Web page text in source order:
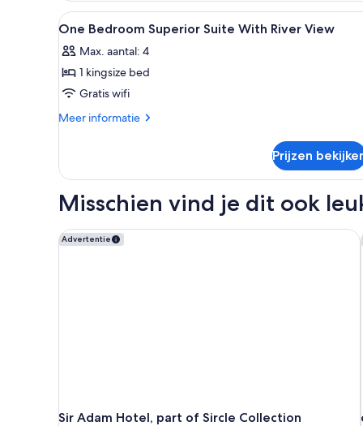
High
Floor
Alle
foto's
voor
One
Bedroom
Superior
River
laden
Een kluis op de kamer,
9
One Bedroom Superior Suite With River View
Max. aantal: 4
1 kingsize bed
Gratis wifi
Meer informatie
Meer
Bedroom
Suite
River
View
Prijzen
Misschien vind je dit ook
Advertentie
Sir Adam Hotel, part of Sircle Collection
Sir Adam Hotel, part of Sircle Collection